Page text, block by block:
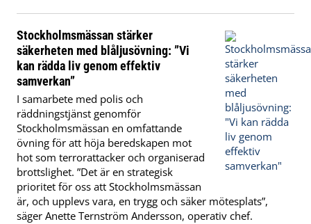
Stockholmsmässan stärker
säkerheten med blåljusövning: ”Vi
kan rädda liv genom effektiv
samverkan”
I samarbete med polis och
räddningstjänst genomför
Stockholmsmässan en omfattande
övning för att höja beredskapen mot
hot som terrorattacker och organiserad
brottslighet. ”Det är en strategisk
prioritet för oss att Stockholmsmässan
är, och upplevs vara, en trygg och säker mötesplats”,
säger Anette Ternström Andersson, operativ chef.